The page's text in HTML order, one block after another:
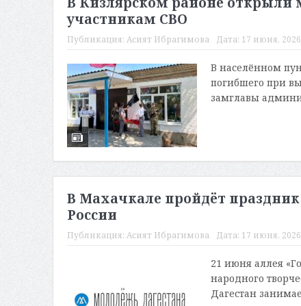
участникам СВО
Публикация: Асият Ибрагимова Дата: 17 июня, 2026
В населённом
погибшего при
замглавы
В Махачкале пройдёт
России
Публикация: Асият Ибрагимова Дата: 17 июня, 2026
21 июня аллея
народного
Дагестан